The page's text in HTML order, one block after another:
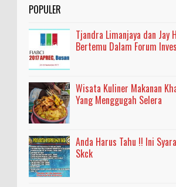
POPULER
Tjandra Limanjaya dan Jay
Bertemu Dalam Forum
Wisata Kuliner Makanan
Yang Menggugah Selera
Anda Harus Tahu !! Ini
Skck